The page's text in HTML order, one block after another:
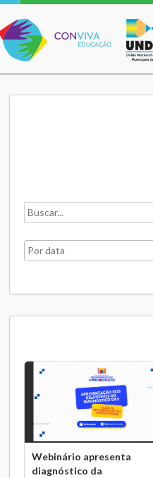
Conviva Educação
Webinário apresenta
diagnóstico da